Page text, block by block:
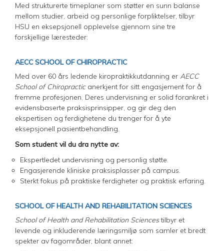
Med strukturerte timeplaner som støtter en sunn balanse
mellom studier, arbeid og personlige forpliktelser, tilbyr
HSU en eksepsjonell opplevelse gjennom sine tre
forskjellige læresteder:
AECC SCHOOL OF CHIROPRACTIC
Med over 60 års ledende kiropraktikkutdanning er AECC
School of Chiropracticanerkjent for sitt engasjement for å
fremme profesjonen. Deres undervisning er solid forankret i
evidensbaserte praksisprinsipper, og gir deg den
ekspertisen og ferdighetene du trenger for å yte
eksepsjonell pasientbehandling.
Som student vil du dra nytte av:
Ekspertledet undervisning og personlig støtte.
Engasjerende kliniske praksisplasser på campus.
Sterkt fokus på praktiske ferdigheter og praktisk erfaring.
SCHOOL OF HEALTH AND REHABILITATION SCIENCES
School of Health and Rehabilitation Sciences tilbyr et
levende og inkluderende læringsmiljø som samler et bredt
spekter av fagområder, blant annet: